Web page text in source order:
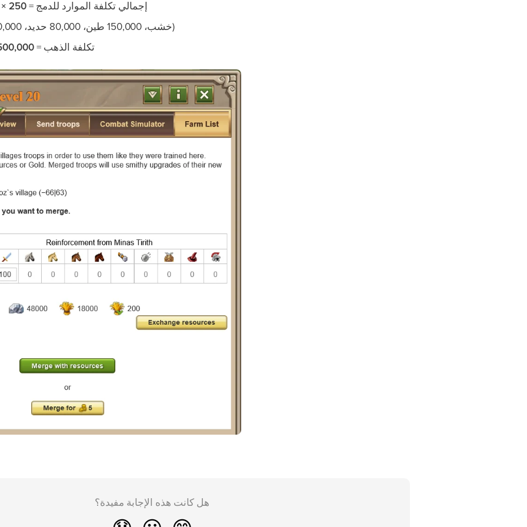
إجمالي تكلفة الموارد للدمج =250 × 1,000 × 2 = 500,000
(190,000 خشب، 150,000 طين، 80,000 حديد، 80,000 قمح)
تكلفة الذهب =500,000 ÷ 40,000 = 13
هل كانت هذه الإجابة مفيدة؟